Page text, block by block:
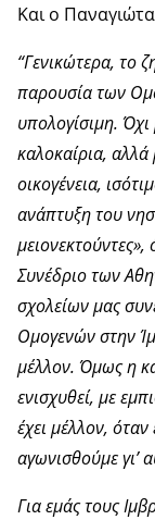
Και ο
“Γενικώτερα, το
παρουσία των
υπολογίσιμη.
καλοκαίρια, αλλά
οικογένεια,
ανάπτυξη του
Συνέδριο των
σχολείων μας
Ομογενών στην
μέλλον. Όμως η
ενισχυθεί, με
έχει μέλλον, όταν
αγωνισθούμε γι’
Για εμάς τους